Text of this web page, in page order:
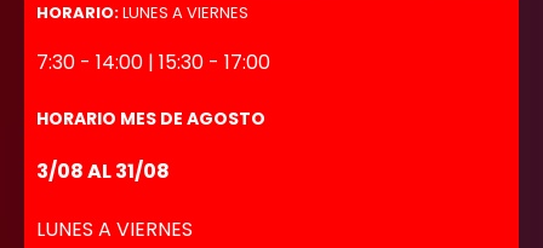
HORARIO:LUNES A VIERNES
7:30 - 14:00 | 15:30 - 17:00
HORARIO MES DE AGOSTO
3/08 AL 31/08
LUNES A VIERNES